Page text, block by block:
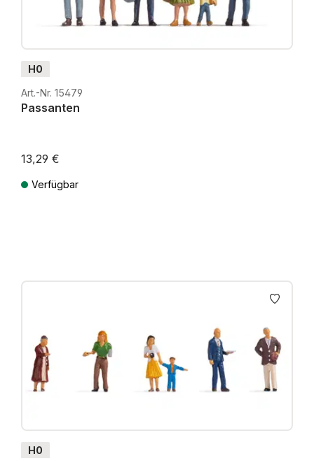
H0
Art.-Nr. 15479
Passanten
13,29 €
Verfügbar
H0